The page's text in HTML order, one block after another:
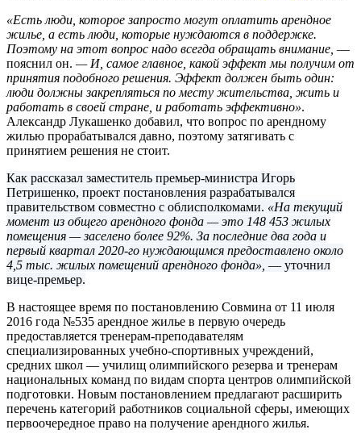
«Есть люди, которое запросто могут оплатить арендное
жилье, а есть люди, которые нуждаются в поддержке.
Поэтому на этот вопрос надо всегда обращать внимание, —
пояснил он. — И, самое главное, какой эффект мы получим от
принятия подобного решения. Эффект должен быть один:
люди должны закрепляться по месту жительства, жить и
работать в своей стране, и работать эффективно».
Александр Лукашенко добавил, что вопрос по арендному
жилью прорабатывался давно, поэтому затягивать с
принятием решения не стоит.
Как рассказал заместитель премьер-министра Игорь
Петришенко, проект постановления разрабатывался
правительством совместно с облисполкомами. «На текущий
момент из общего арендного фонда — это 148 453 жилых
помещения — заселено более 92%. За последние два года и
первый квартал 2020-го нуждающимся предоставлено около
4,5 тыс. жилых помещений арендного фонда», — уточнил
вице-премьер.
В настоящее время по постановлению Совмина от 11 июля
2016 года №535 арендное жилье в первую очередь
предоставляется тренерам-преподавателям
специализированных учебно-спортивных учреждений,
средних школ — училищ олимпийского резерва и тренерам
национальных команд по видам спорта центров олимпийской
подготовки. Новым постановлением предлагают расширить
перечень категорий работников социальной сферы, имеющих
первоочередное право на получение арендного жилья.